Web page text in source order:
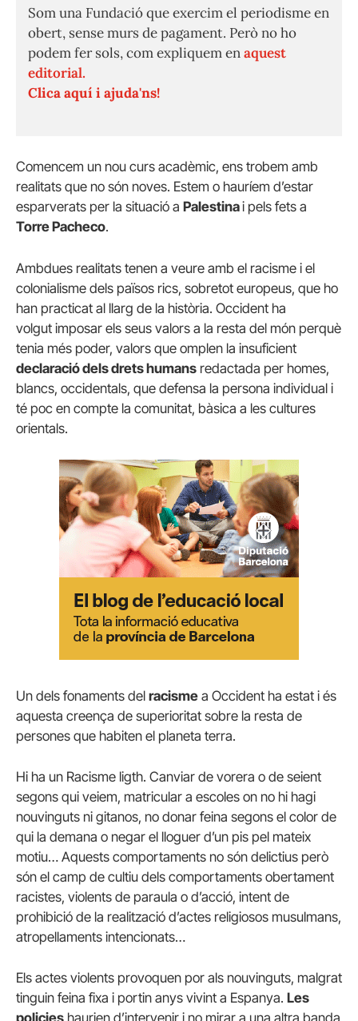
Som una Fundació que exercim el periodisme en
obert, sense murs de pagament. Però no ho
podem fer sols, com expliquem enaquest
editorial.
Clica aquí i ajuda'ns!
Comencem un nou curs acadèmic, ens trobem amb
realitats que no són noves. Estem o hauríem d’estar
esparverats per la situació a Palestinai pels fets a
Torre Pacheco.
Ambdues realitats tenen a veure amb el racisme i el
colonialisme dels països rics, sobretot europeus, que ho
han practicat al llarg de la història. Occident ha
volgut imposar els seus valors a la resta del món perquè
tenia més poder, valors que omplen la insuficient
declaració dels drets humans redactada per homes,
blancs, occidentals, que defensa la persona individual i
té poc en compte la comunitat, bàsica a les cultures
orientals.
Un dels fonaments del racisme a Occident ha estat i és
aquesta creença de superioritat sobre la resta de
persones que habiten el planeta terra.
Hi ha un Racisme ligth. Canviar de vorera o de seient
segons qui veiem, matricular a escoles on no hi hagi
nouvinguts ni gitanos, no donar feina segons el color de
qui la demana o negar el lloguer d’un pis pel mateix
motiu… Aquests comportaments no són delictius però
són el camp de cultiu dels comportaments obertament
racistes, violents de paraula o d’acció, intent de
prohibició de la realització d’actes religiosos musulmans,
atropellaments intencionats…
Els actes violents provoquen por als nouvinguts, malgrat
tinguin feina fixa i portin anys vivint a Espanya. Les